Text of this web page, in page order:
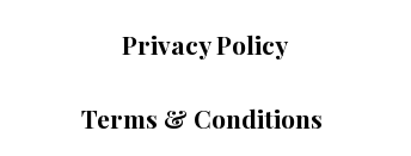
Privacy Policy
Terms & Conditions